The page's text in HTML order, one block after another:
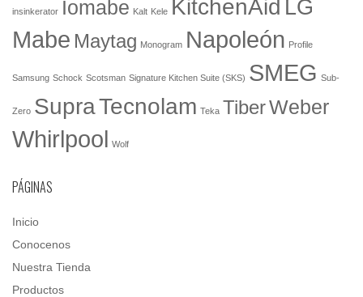
insinkerator Iomabe Kalt Kele KitchenAid LG
Mabe Maytag Monogram Napoleón Profile
Samsung Schock Scotsman Signature Kitchen Suite (SKS) SMEG Sub-
Zero SupraTecnolam Teka TiberWeber
Whirlpool Wolf
PÁGINAS
Inicio
Conocenos
Nuestra Tienda
Productos